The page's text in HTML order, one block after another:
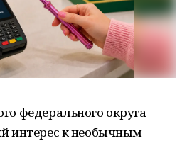
федерального округа
интерес к необычным